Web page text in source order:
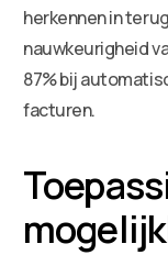
herkennen in
nauwkeurigheid
87% bij
facturen.